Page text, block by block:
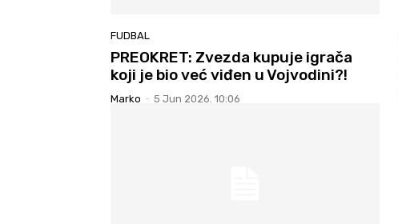
FUDBAL
PREOKRET: Zvezda kupuje igrača
koji je bio već viđen u Vojvodini?!
Marko - 5 Jun 2026. 10:06